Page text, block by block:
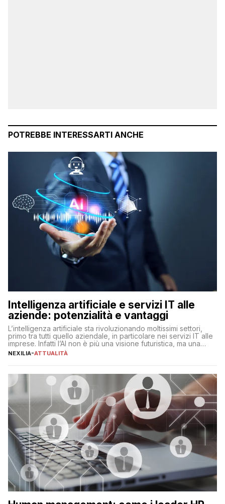
POTREBBE INTERESSARTI ANCHE
Intelligenza artificiale e servizi IT alle
aziende: potenzialità e vantaggi
L’intelligenza artificiale sta rivoluzionando moltissimi settori,
primo tra tutti quello aziendale, in particolare nei servizi IT alle
imprese. Infatti l’AI non è più una visione futuristica, ma una
realtà operativa che sta portando a un cambio significativo in
operazioni, bensì comporta […]
NEXILIA-ATTUALITÀ